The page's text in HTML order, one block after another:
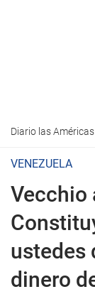
Diario las Américas
VENEZUELA
Vecchio
ustedes
dinero